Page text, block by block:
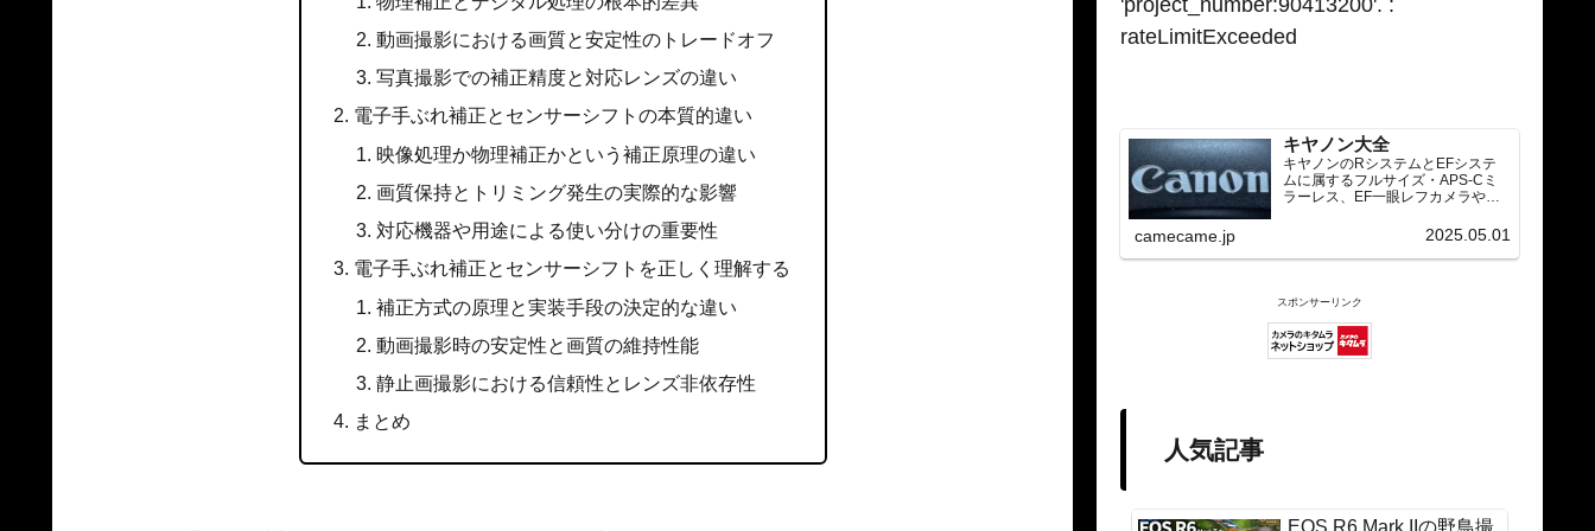
動画撮影における画質と安定性のトレードオフ
写真撮影での補正精度と対応レンズの違い
電子手ぶれ補正とセンサーシフトの本質的違い
映像処理か物理補正かという補正原理の違い
画質保持とトリミング発生の実際的な影響
対応機器や用途による使い分けの重要性
電子手ぶれ補正とセンサーシフトを正しく理解する
補正方式の原理と実装手段の決定的な違い
動画撮影時の安定性と画質の維持性能
静止画撮影における信頼性とレンズ非依存性
まとめ
rateLimitExceeded
キヤノン大全
キヤノンのRシステムとEFシステ
ムに属するフルサイズ・APS-Cミ
ラーレス、EF一眼レフカメラや
望遠）をカテゴリ別に網羅し、効
種の内部リンク設計で回遊性向上
camecame.jp 2025.05.01
スポンサーリンク
人気記事